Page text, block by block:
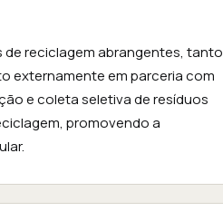
de reciclagem abrangentes, tanto
externamente em parceria com
e coleta seletiva de resíduos
promovendo a